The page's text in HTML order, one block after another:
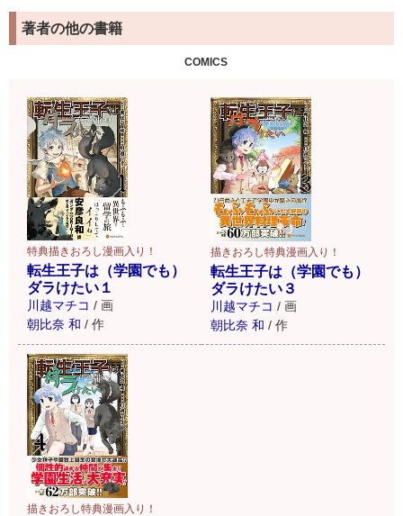
著者の他の書籍
COMICS
特典描きおろし漫画入り！
転生王子は（学園でも）
ダラけたい１
川越マチコ / 画
朝比奈 和 / 作
描きおろし特典漫画入り！
転生王子は（学園でも）
ダラけたい３
川越マチコ / 画
朝比奈 和 / 作
描きおろし特典漫画入り！